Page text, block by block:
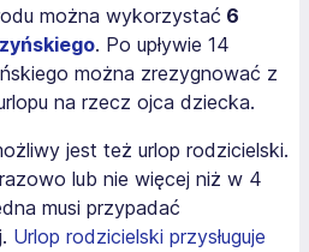
można wykorzystać 6
. Po upływie 14
można zrezygnować z
na rzecz ojca dziecka.
jest też urlop rodzicielski.
lub nie więcej niż w 4
musi przypadać
Urlop rodzicielski przysługuje